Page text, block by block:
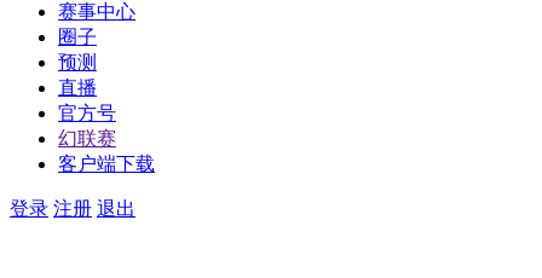
赛事中心
圈子
预测
直播
官方号
幻联赛
客户端下载
登录 注册 退出